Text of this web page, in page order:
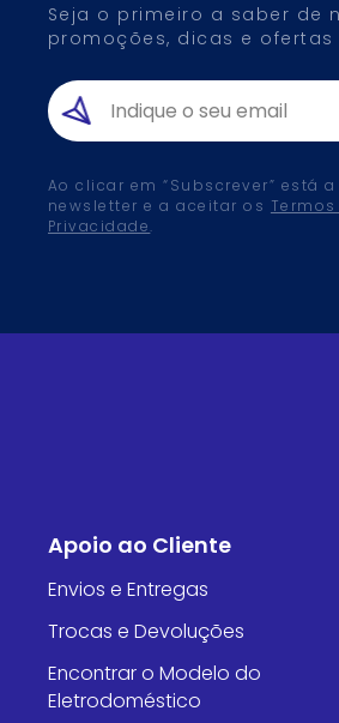
Seja o primeiro a saber de
promoções, dicas e ofertas
Ao clicar em “Subscrever” está
newsletter e a aceitar os
Privacidade.
Apoio ao Cliente
Envios e Entregas
Trocas e Devoluções
Encontrar o Modelo do
Eletrodoméstico